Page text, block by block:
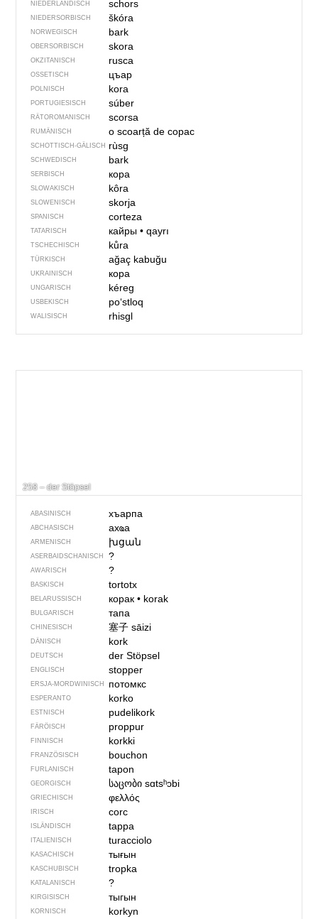
NIEDERLÄNDISCH schors
NIEDERSORBISCH škóra
NORWEGISCH bark
OBERSORBISCH skora
OKZITANISCH rusca
OSSETISCH цъар
POLNISCH kora
PORTUGIESISCH súber
RÄTOROMANISCH scorsa
RUMÄNISCH o scoarță de copac
SCHOTTISCH-GÄLISCH rùsg
SCHWEDISCH bark
SERBISCH кора
SLOWAKISCH kôra
SLOWENISCH skorja
SPANISCH corteza
TATARISCH кайры• qayrı
TSCHECHISCH kůra
TÜRKISCH ağaç kabuğu
UKRAINISCH кора
UNGARISCH kéreg
USBEKISCH poʻstloq
WALISISCH rhisgl
258 – der Stöpsel
ABASINISCH хъарпа
ABCHASISCH ахҩа
ARMENISCH խցան
ASERBAIDSCHANISCH ?
AWARISCH ?
BASKISCH tortotx
BELARUSSISCH корак• korak
BULGARISCH тапа
CHINESISCH 塞子sāizi
DÄNISCH kork
DEUTSCH der Stöpsel
ENGLISCH stopper
ERSJA-MORDWINISCH потомкс
ESPERANTO korko
ESTNISCH pudelikork
FÄRÖISCH proppur
FINNISCH korkki
FRANZÖSISCH bouchon
FURLANISCH tapon
GEORGISCH საცობიsɑtsʰɔbi
GRIECHISCH φελλός
IRISCH corc
ISLÄNDISCH tappa
ITALIENISCH turacciolo
KASACHISCH тығын
KASCHUBISCH tropka
KATALANISCH ?
KIRGISISCH тыгын
KORNISCH korkyn